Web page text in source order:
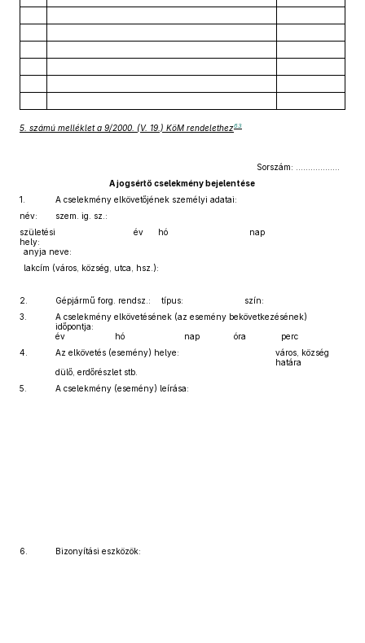
5. számú melléklet a 9/2000. (V. 19.) KöM rendelethez63
Sorszám: ………………
A jogsértő cselekmény bejelentése
1.
A cselekmény elkövetőjének személyi adatai:
név:
szem. ig. sz.:
születési
hely:
év hó
nap
anyja neve:
lakcím (város, község, utca, hsz.):
2. Gépjármű forg. rendsz.: típus:
szín:
3.
A cselekmény elkövetésének (az esemény bekövetkezésének)
időpontja:
év
hó nap óra
perc
4.
Az elkövetés (esemény) helye:
város, község
határa
dülő, erdőrészlet stb.
5.
A cselekmény (esemény) leírása:
6. Bizonyítási eszközök: